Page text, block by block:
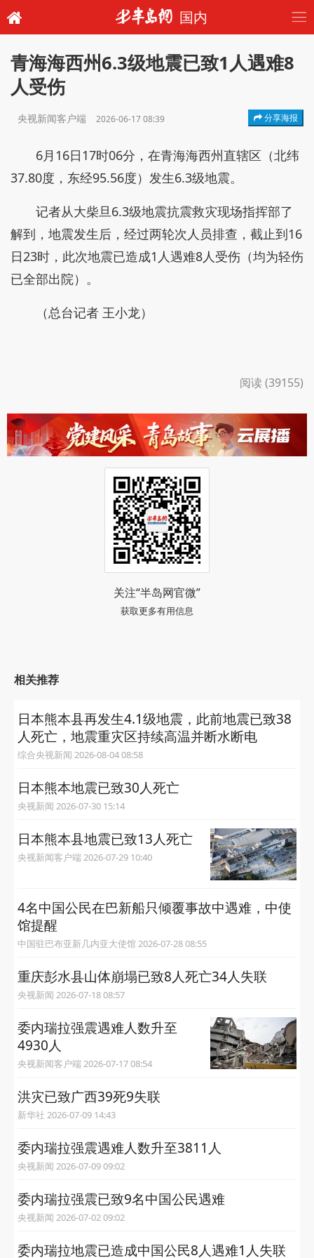
国内
青海海西州6.3级地震已致1人遇难8
人受伤
央视新闻客户端 2026-06-17 08:39 分享海报
6月16日17时06分，在青海海西州直辖区（北纬
37.80度，东经95.56度）发生6.3级地震。
记者从大柴旦6.3级地震抗震救灾现场指挥部了
解到，地震发生后，经过两轮次人员排查，截止到16
日23时，此次地震已造成1人遇难8人受伤（均为轻伤
已全部出院）。
（总台记者 王小龙）
阅读 (39155)
关注“半岛网官微”
获取更多有用信息
相关推荐
日本熊本县再发生4.1级地震，此前地震已致38
人死亡，地震重灾区持续高温并断水断电
综合央视新闻 2026-08-04 08:58
日本熊本地震已致30人死亡
央视新闻 2026-07-30 15:14
日本熊本县地震已致13人死亡
央视新闻客户端 2026-07-29 10:40
4名中国公民在巴新船只倾覆事故中遇难，中使
馆提醒
中国驻巴布亚新几内亚大使馆 2026-07-28 08:55
重庆彭水县山体崩塌已致8人死亡34人失联
央视新闻 2026-07-18 08:57
委内瑞拉强震遇难人数升至
4930人
央视新闻客户端 2026-07-17 08:54
洪灾已致广西39死9失联
新华社 2026-07-09 14:43
委内瑞拉强震遇难人数升至3811人
央视新闻 2026-07-09 09:02
委内瑞拉强震已致9名中国公民遇难
央视新闻 2026-07-02 09:02
委内瑞拉地震已造成中国公民8人遇难1人失联